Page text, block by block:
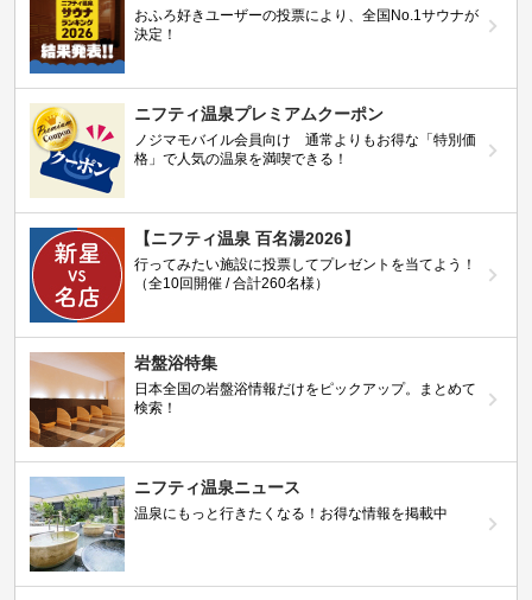
おふろ好きユーザーの投票により、全国No.1サウナが
決定！
ニフティ温泉プレミアムクーポン
ノジマモバイル会員向け 通常よりもお得な「特別価
格」で人気の温泉を満喫できる！
【ニフティ温泉 百名湯2026】
行ってみたい施設に投票してプレゼントを当てよう！
（全10回開催 / 合計260名様）
岩盤浴特集
日本全国の岩盤浴情報だけをピックアップ。まとめて
検索！
ニフティ温泉ニュース
温泉にもっと行きたくなる！お得な情報を掲載中